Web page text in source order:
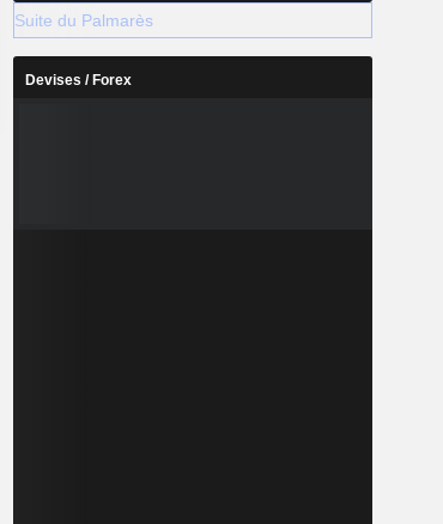
Suite du Palmarès
Devises / Forex